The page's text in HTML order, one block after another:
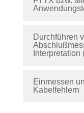
Durchführen
Einmessen
Kabelfehlern